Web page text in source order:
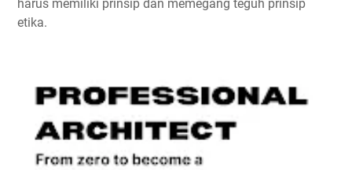
harus memiliki prinsip dan memegang teguh prinsip
etika.